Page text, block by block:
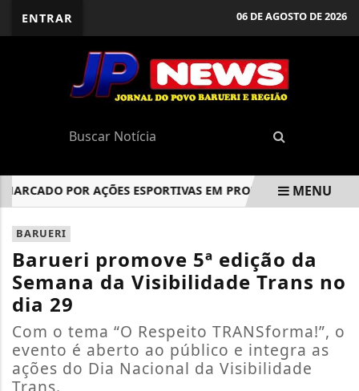
ENTRAR 06 DE AGOSTO DE 2026
POR AÇÕES ESPORTIVAS EM PROL DA CAMPANHA ROSA
EM ALTA
MENU
BARUERI
Barueri promove 5ª edição da
Semana da Visibilidade Trans no
dia 29
Com o tema “O Respeito TRANSforma!”, o
evento é aberto ao público e integra as
ações do Dia Nacional da Visibilidade
Trans.